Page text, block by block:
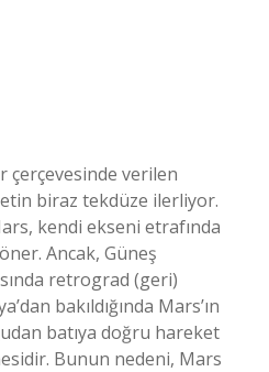
çerçevesinde verilen
biraz tekdüze ilerliyor.
kendi ekseni etrafında
Ancak, Güneş
retrograd (geri)
bakıldığında Mars’ın
batıya doğru hareket
Bunun nedeni, Mars